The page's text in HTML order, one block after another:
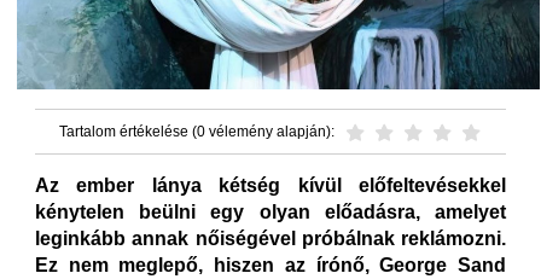
Tartalom értékelése (0 vélemény alapján):
Az ember lánya kétség kívül előfeltevésekkel
kénytelen beülni egy olyan előadásra, amelyet
leginkább annak nőiségével próbálnak reklámozni.
Ez nem meglepő, hiszen az írónő, George Sand